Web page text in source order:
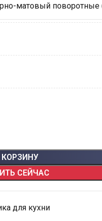
матовый поворотные
КОРЗИНУ
СЕЙЧАС
для кухни